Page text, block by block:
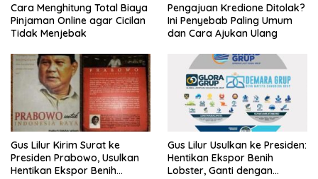
Cara Menghitung Total Biaya
Pinjaman Online agar Cicilan
Tidak Menjebak
Pengajuan Kredione Ditolak?
Ini Penyebab Paling Umum
dan Cara Ajukan Ulang
Gus Lilur Kirim Surat ke
Presiden Prabowo, Usulkan
Hentikan Ekspor Benih
Gus Lilur Usulkan ke Presiden:
Hentikan Ekspor Benih
Lobster, Ganti dengan